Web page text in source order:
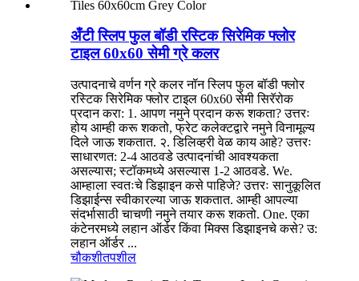
अँटी स्लिप फुल बॉडी रस्टिक सिरेमिक फ्लोर
टाइल 60x60 सेमी ग्रे कलर
उत्पादनाचे वर्णन ग्रे कलर नॉन स्लिप फुल बॉडी फ्लोर
रस्टिक सिरेमिक फ्लोर टाइल 60x60 सेमी सिरॅरोक
प्रदान करा: 1. आपण नमुने प्रदान करू शकता? उत्तरः
होय आम्ही करू शकतो, फ्रेट कलेक्टद्वारे नमुने विनामूल्य
दिले जाऊ शकतात. २. डिलिव्हरी वेळ काय आहे? उत्तरः
साधारणत: 2-4 आठवडे उत्पादनांची आवश्यकता
असल्यास; स्टॉकमध्ये असल्यास 1-2 आठवडे. We.
आम्हाला स्वतःचे डिझाइन कसे पाहिजे? उत्तरः सानुकूलित
डिझाईन्स स्वीकारल्या जाऊ शकतात. आम्ही आपल्या
संदर्भासाठी चाचणी नमुने तयार करू शकतो. One. एका
कंटेनरमध्ये लहान ऑर्डर किंवा मिक्स डिझाइनचे कसे? उ:
लहान ऑर्डर ...
चौकशीतपशील